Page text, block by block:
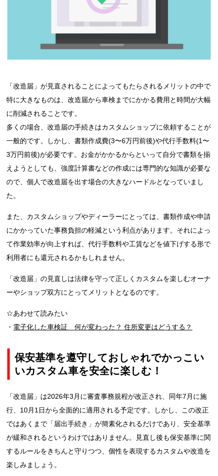
「改造届」が見直されることによってもたらされるメリットの中で
特に大きなものは、改造届から車検までにかかる費用と時間が大幅
に削減されることです。
多くの場合、改造届の手続きはカスタムショップに依頼することが
一般的です。しかし、書類作成費(3〜6万円前後)や代行手数料(1〜
3万円前後)が必要です。お金がかかるからといって自分で書類を揃
えようとしても、強度計算書などの作成には専門的な知識が必要な
ので、個人で改造届を出す場合の大きなハードルとなっていまし
た。
また、カスタムショップやディーラーにとっては、書類作成や申請
にかかっていた事務負担の軽減という利点があります。それによっ
て作業効率が向上すれば、代行手数料や工賃などを値下げする形で
利用者にも還元されるかもしれません。
「改造届」の見直しは法律を守って正しくカスタムを楽しむオーナ
ーやショップ双方にとってメリットとなるのです。
☆あわせて読みたい
・ 電子化した車検証 何が変わった？ 住所変更はどうする？
保安基準を遵守しておしゃれでかっこい
いカスタム車を安全に楽しむ！
「改造届」は2026年3月に審査事務規程が改正され、同年7月に施
行、10月1日から全面的に適用される予定です。しかし、この改正
ではあくまで「届出手続き」が簡素化されるだけであり、安全基準
が緩和されるというわけではありません。見直し後も保安基準に関
するルールをきちんと守りつつ、個性を表現するカスタムや改造を
楽しみましょう。